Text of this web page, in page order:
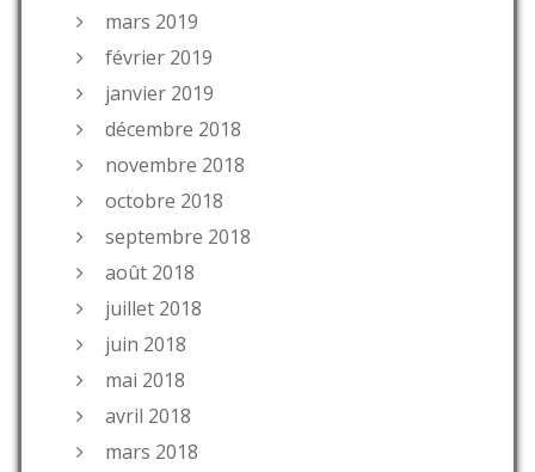
mars 2019
février 2019
janvier 2019
décembre 2018
novembre 2018
octobre 2018
septembre 2018
août 2018
juillet 2018
juin 2018
mai 2018
avril 2018
mars 2018